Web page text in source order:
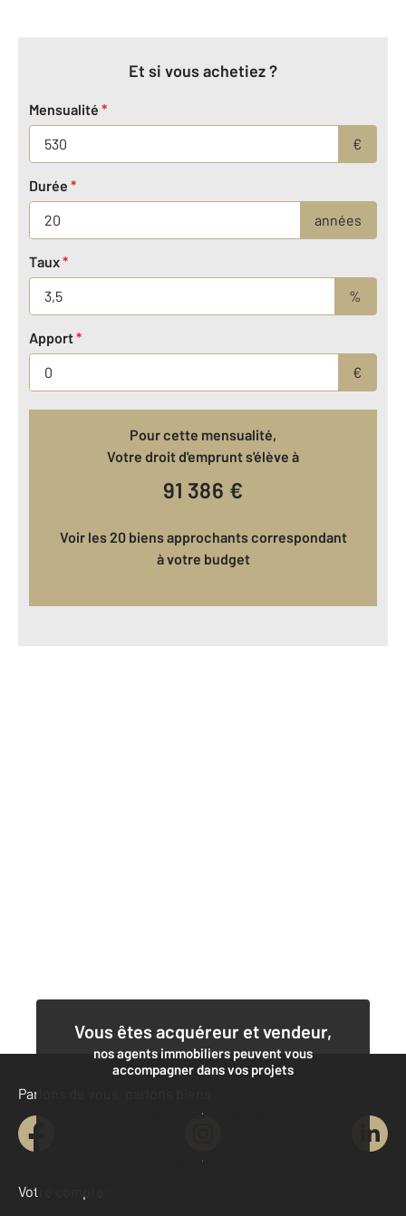
Et si vous achetiez ?
Mensualité *
€
Durée *
années
Taux*
%
Apport*
€
Pour cette mensualité,
Votre droit d'emprunt s'élève à
91 386 €
Voir les 20 biens approchants correspondant
à votre budget
Vous êtes acquéreur et vendeur,
nos agents immobiliers peuvent vous
accompagner dans vos projets
Contacter l'agence
Demander une estimation
Parlons de vous, parlons biens
Votre compte :